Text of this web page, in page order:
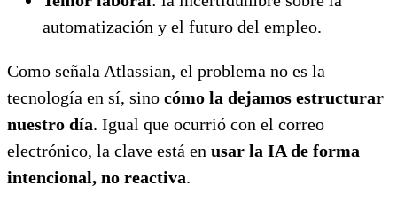
automatización y el futuro del empleo.
Como señala Atlassian, el problema no es la
tecnología en sí, sino cómo la dejamos estructurar
nuestro día. Igual que ocurrió con el correo
electrónico, la clave está en usar la IA de forma
intencional, no reactiva.